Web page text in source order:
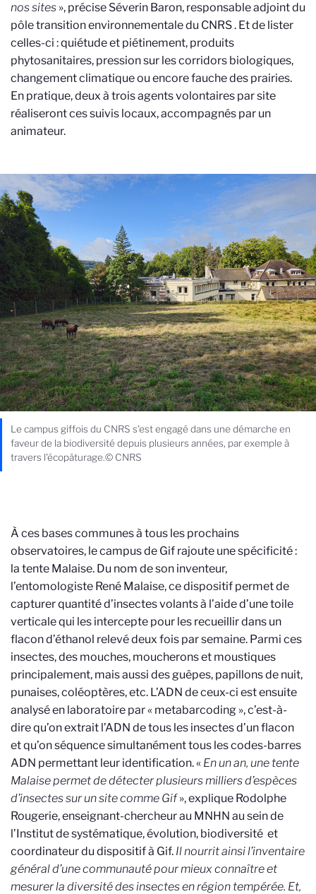
nos sites », précise Séverin Baron, responsable adjoint du
pôle transition environnementale du CNRS. Et de lister
celles-ci : quiétude et piétinement, produits
phytosanitaires, pression sur les corridors biologiques,
changement climatique ou encore fauche des prairies.
En pratique, deux à trois agents volontaires par site
réaliseront ces suivis locaux, accompagnés par un
animateur.
Le campus giffois du CNRS s'est engagé dans une démarche en
faveur de la biodiversité depuis plusieurs années, par exemple à
travers l'écopâturage.© CNRS
À ces bases communes à tous les prochains
observatoires, le campus de Gif rajoute une spécificité :
la tente Malaise. Du nom de son inventeur,
l’entomologiste René Malaise, ce dispositif permet de
capturer quantité d’insectes volants à l’aide d’une toile
verticale qui les intercepte pour les recueillir dans un
flacon d’éthanol relevé deux fois par semaine. Parmi ces
insectes, des mouches, moucherons et moustiques
principalement, mais aussi des guêpes, papillons de nuit,
punaises, coléoptères, etc. L’ADN de ceux-ci est ensuite
analysé en laboratoire par « metabarcoding », c’est-à-
dire qu’on extrait l’ADN de tous les insectes d’un flacon
et qu’on séquence simultanément tous les codes-barres
ADN permettant leur identification. « En un an, une tente
Malaise permet de détecter plusieurs milliers d’espèces
d’insectessur un site comme Gif», explique Rodolphe
Rougerie, enseignant-chercheur au MNHN au sein de
l’Institut de systématique, évolution, biodiversité et
coordinateur du dispositif à Gif. Il nourrit ainsi l’inventaire
général d’une communauté pour mieux connaître et
mesurer la diversité des insectes en région tempérée. Et,